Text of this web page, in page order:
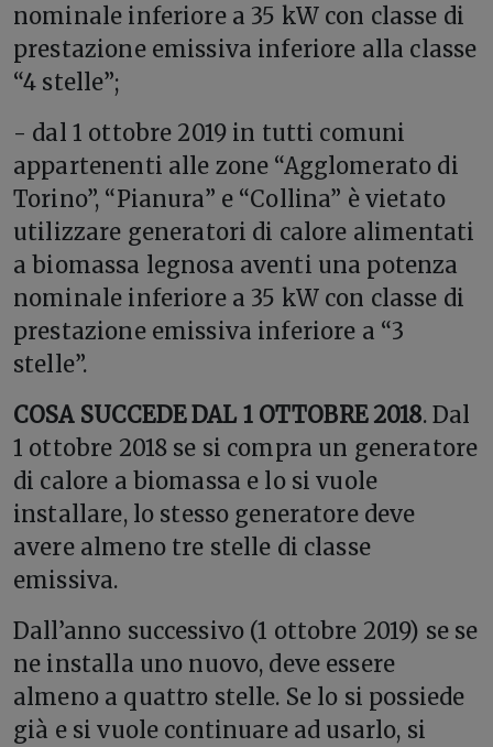
nominale inferiore a 35 kW con classe di
prestazione emissiva inferiore alla classe
“4 stelle”;
- dal 1 ottobre 2019 in tutti comuni
appartenenti alle zone “Agglomerato di
Torino”, “Pianura” e “Collina” è vietato
utilizzare generatori di calore alimentati
a biomassa legnosa aventi una potenza
nominale inferiore a 35 kW con classe di
prestazione emissiva inferiore a “3
stelle”.
COSA SUCCEDE DAL 1 OTTOBRE 2018. Dal
1 ottobre 2018 se si compra un generatore
di calore a biomassa e lo si vuole
installare, lo stesso generatore deve
avere almeno tre stelle di classe
emissiva.
Dall’anno successivo (1 ottobre 2019) se se
ne installa uno nuovo, deve essere
almeno a quattro stelle. Se lo si possiede
già e si vuole continuare ad usarlo, si